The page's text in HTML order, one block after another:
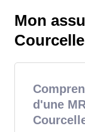
Mon
d'une